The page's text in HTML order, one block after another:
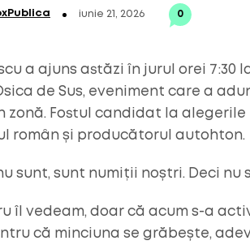
iunie 21, 2026 0
a ajuns astăzi în jurul orei 7:30
de Sus, eveniment care a
zonă. Fostul candidat la
român și producătorul autohton.
sunt, sunt numiții noștri. Deci nu
îl vedeam, doar că acum s-a
că minciuna se grăbește,